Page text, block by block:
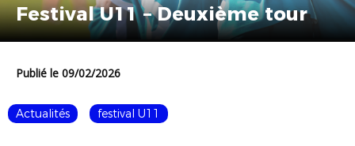
Festival U11 – Deuxième tour
Publié le 09/02/2026
Actualités festival U11